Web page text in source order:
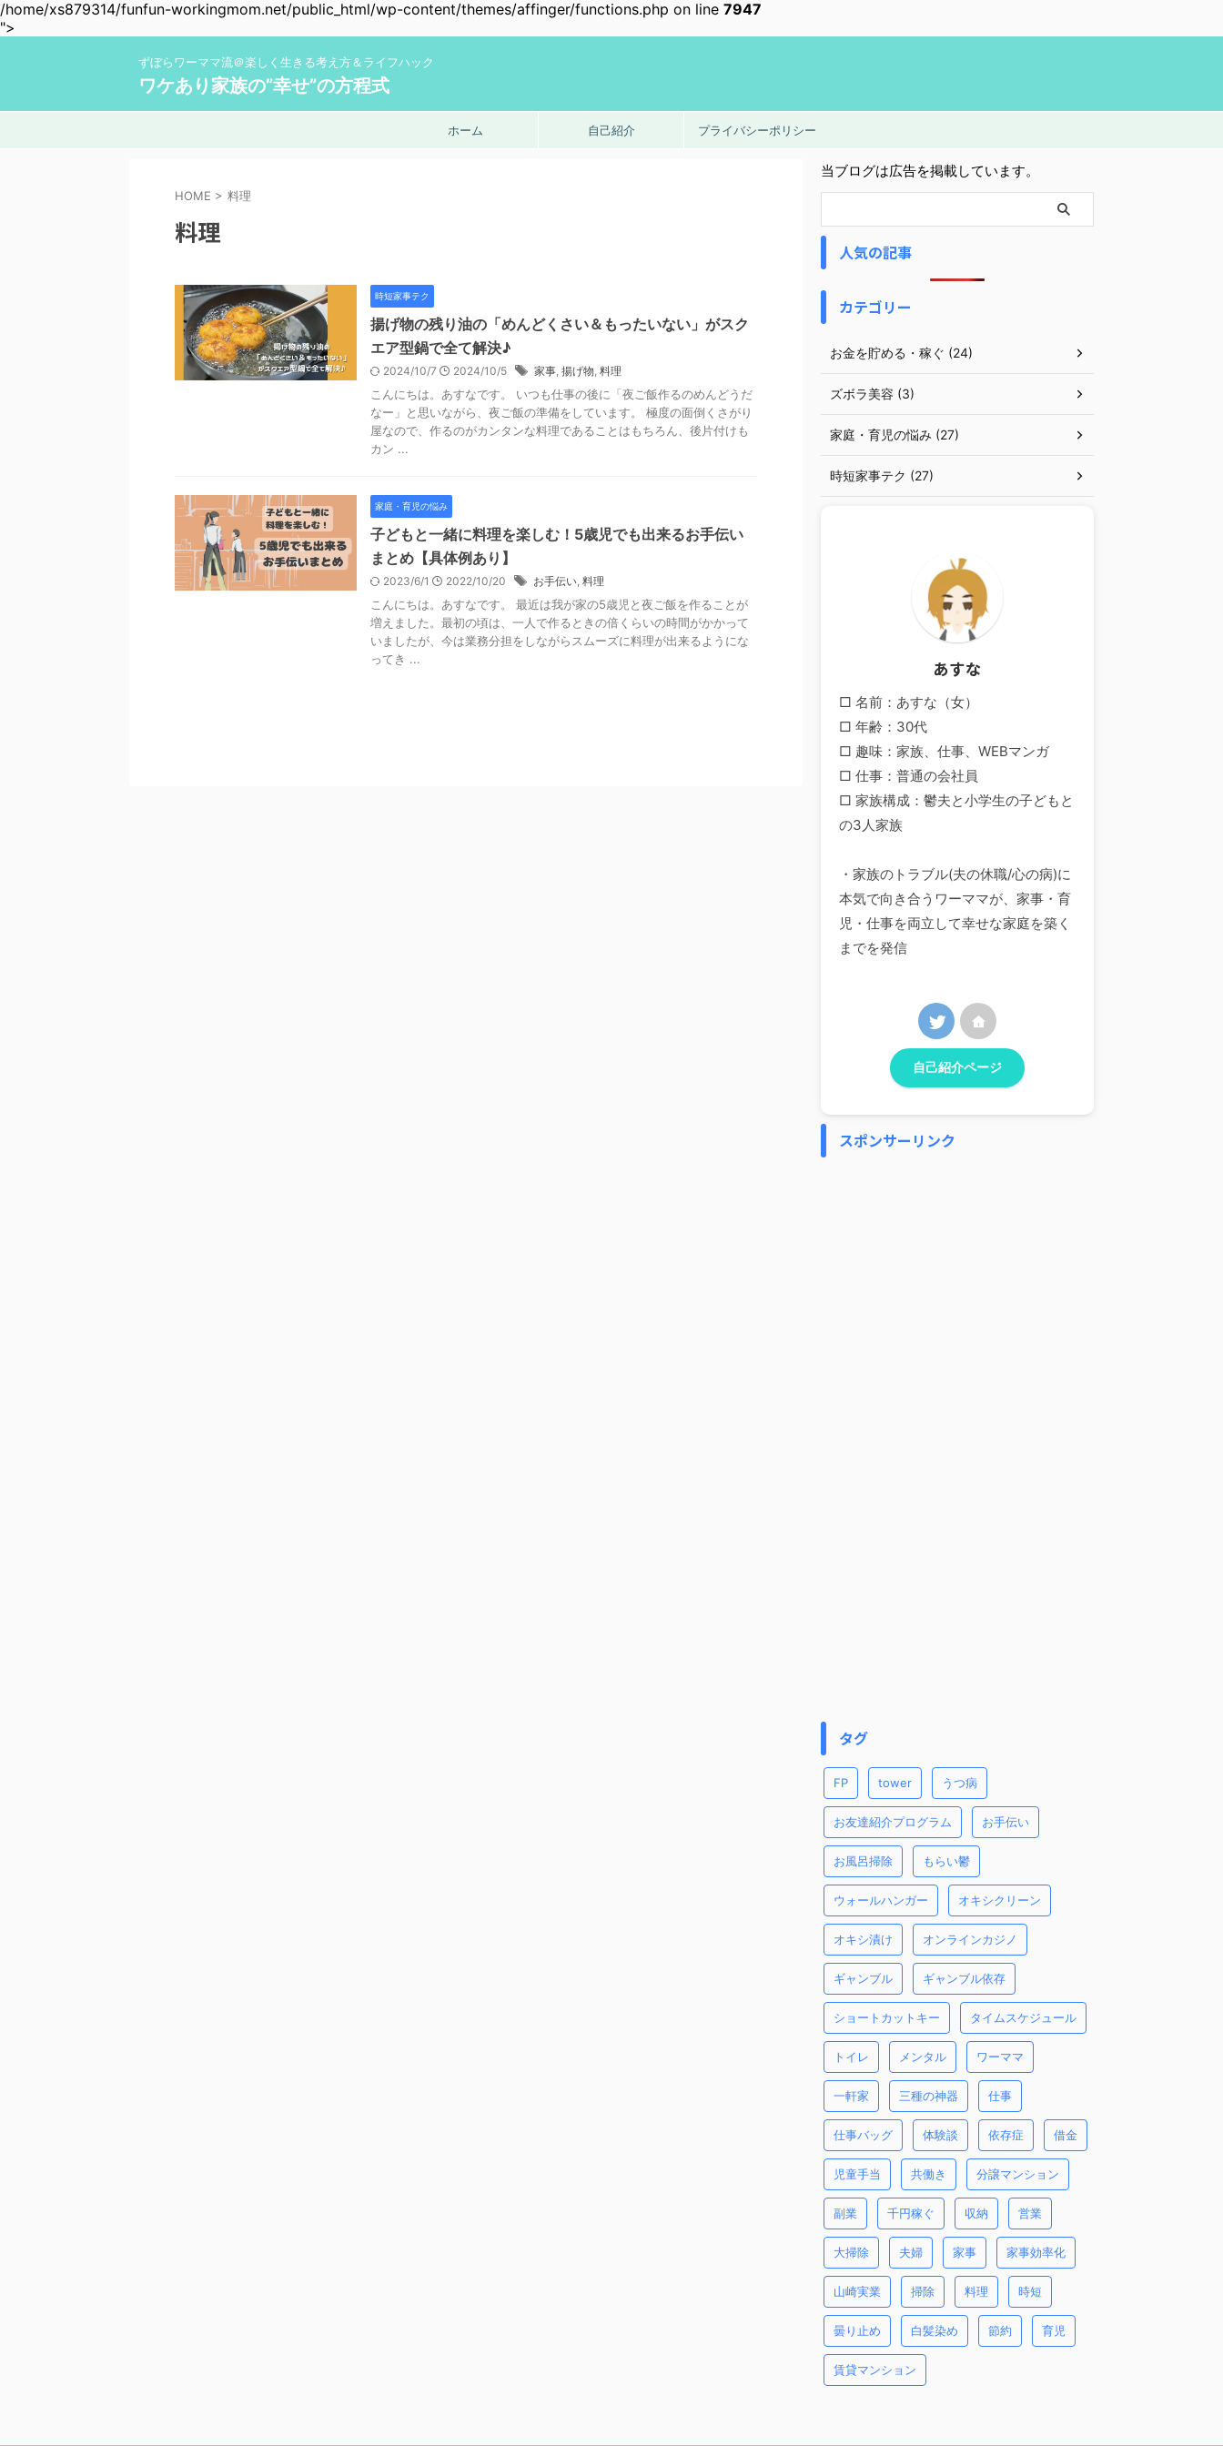
/home/xs879314/funfun-workingmom.net/public_html/wp-content/themes/affinger/functions.php on line 7947
">
ずぼらワーママ流＠楽しく生きる考え方＆ライフハック
ワケあり家族の”幸せ”の方程式
ホーム 自己紹介 プライバシーポリシー
HOME > 料理
料理
時短家事テク
揚げ物の残り油の「めんどくさい＆もったいない」がスク
エア型鍋で全て解決♪
2024/10/7 2024/10/5 家事, 揚げ物, 料理
こんにちは。あすなです。 いつも仕事の後に「夜ご飯作るのめんどうだ
なー」と思いながら、夜ご飯の準備をしています。 極度の面倒くさがり
屋なので、作るのがカンタンな料理であることはもちろん、後片付けも
カン ...
家庭・育児の悩み
子どもと一緒に料理を楽しむ！5歳児でも出来るお手伝い
まとめ【具体例あり】
2023/6/1 2022/10/20 お手伝い, 料理
こんにちは。あすなです。 最近は我が家の5歳児と夜ご飯を作ることが
増えました。最初の頃は、一人で作るときの倍くらいの時間がかかって
いましたが、今は業務分担をしながらスムーズに料理が出来るようにな
ってき ...
当ブログは広告を掲載しています。
人気の記事
カテゴリー
お金を貯める・稼ぐ (24)
ズボラ美容 (3)
家庭・育児の悩み (27)
時短家事テク (27)
あすな
□ 名前：あすな（女）
□ 年齢：30代
□ 趣味：家族、仕事、WEBマンガ
□ 仕事：普通の会社員
□ 家族構成：鬱夫と小学生の子どもと
の3人家族
・家族のトラブル(夫の休職/心の病)に
本気で向き合うワーママが、家事・育
児・仕事を両立して幸せな家庭を築く
までを発信
自己紹介ページ
スポンサーリンク
タグ
FP tower うつ病
お友達紹介プログラム お手伝い
お風呂掃除 もらい鬱
ウォールハンガー オキシクリーン
オキシ漬け オンラインカジノ
ギャンブル ギャンブル依存
ショートカットキー タイムスケジュール
トイレ メンタル ワーママ
一軒家 三種の神器 仕事
仕事バッグ 体験談 依存症 借金
児童手当 共働き 分譲マンション
副業 千円稼ぐ 収納 営業
大掃除 夫婦 家事 家事効率化
山崎実業 掃除 料理 時短
曇り止め 白髪染め 節約 育児
賃貸マンション